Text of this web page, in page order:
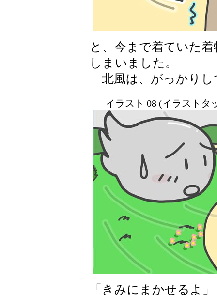
と、今まで着ていた
しまいました。
北風は、がっかりし
イラスト 08 (イラストタ
「きみにまかせるよ」